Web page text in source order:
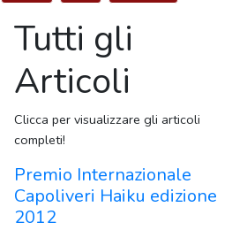
Tutti gli
Articoli
Clicca per visualizzare gli articoli
completi!
Premio Internazionale
Capoliveri Haiku edizione
2012